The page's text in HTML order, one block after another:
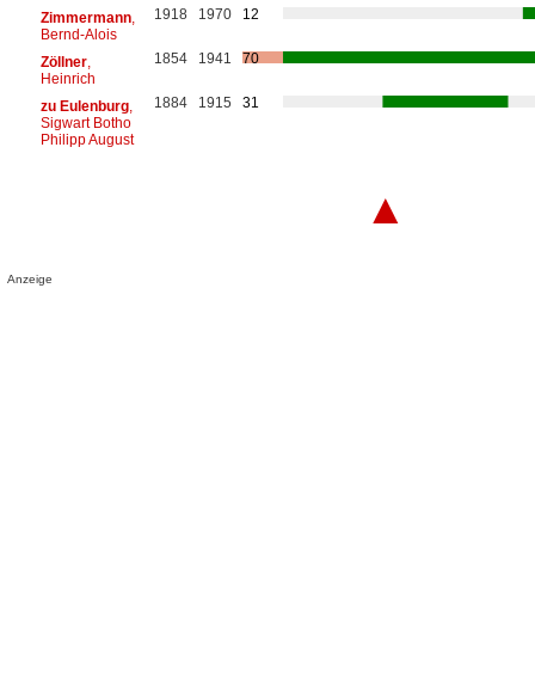
Zimmermann,
Bernd-Alois
1918 1970 12
Zöllner,
Heinrich
1854 1941 70
zu Eulenburg,
Sigwart Botho
Philipp August
1884 1915 31
▲
Anzeige